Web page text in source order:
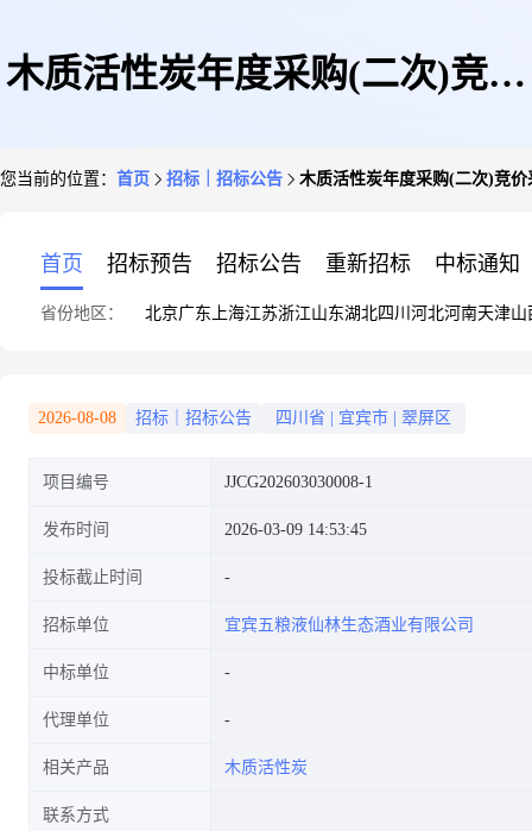
木质活性炭年度采购(二次)竞价
您当前的位置： 首页 招标｜招标公告 木质活性炭年度采购(二次)竞价
首页 招标预告 招标公告 重新招标 中标通知
省份地区： 北京广东 上海江苏浙江山东湖北四川 河北河南天津山
2026-08-08 招标｜招标公告 四川省 宜宾市 翠屏区
项目编号 JJCG202603030008-1
发布时间 2026-03-09 14:53:45
投标截止时间
招标单位 宜宾五粮液仙林生态酒业有限公司
中标单位
代理单位
相关产品 木质活性炭
联系方式